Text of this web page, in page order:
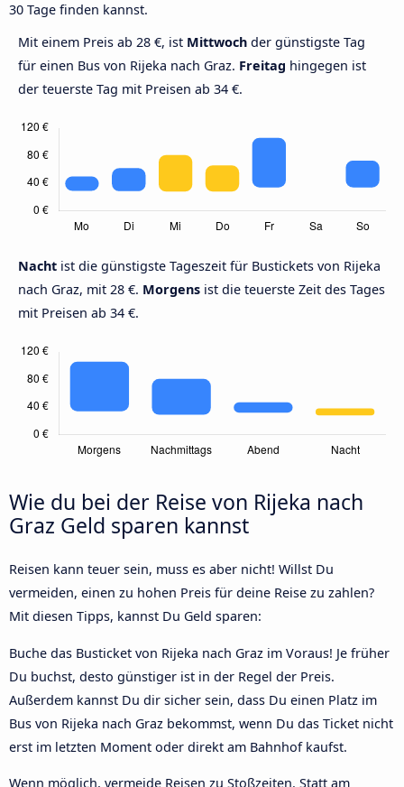
30 Tage finden kannst.
Mit einem Preis ab 28 €, ist Mittwoch der günstigste Tag
für einen Bus von Rijeka nach Graz. Freitag hingegen ist
der teuerste Tag mit Preisen ab 34 €.
Nacht ist die günstigste Tageszeit für Bustickets von Rijeka
nach Graz, mit 28 €. Morgens ist die teuerste Zeit des Tages
mit Preisen ab 34 €.
Wie du bei der Reise von Rijeka nach
Graz Geld sparen kannst
Reisen kann teuer sein, muss es aber nicht! Willst Du
vermeiden, einen zu hohen Preis für deine Reise zu zahlen?
Mit diesen Tipps, kannst Du Geld sparen:
Buche das Busticket von Rijeka nach Graz im Voraus! Je früher
Du buchst, desto günstiger ist in der Regel der Preis.
Außerdem kannst Du dir sicher sein, dass Du einen Platz im
Bus von Rijeka nach Graz bekommst, wenn Du das Ticket nicht
erst im letzten Moment oder direkt am Bahnhof kaufst.
Wenn möglich, vermeide Reisen zu Stoßzeiten. Statt am